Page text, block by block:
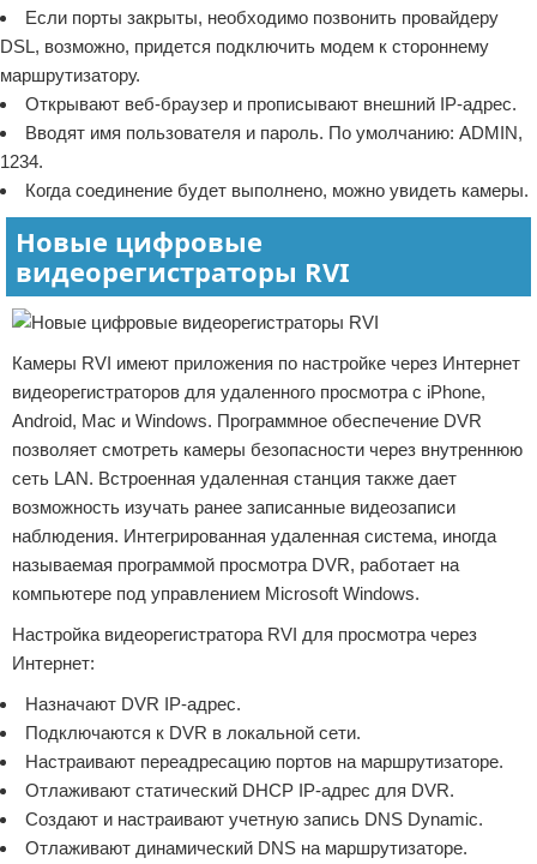
Если порты закрыты, необходимо позвонить провайдеру
DSL, возможно, придется подключить модем к стороннему
маршрутизатору.
Открывают веб-браузер и прописывают внешний IP-адрес.
Вводят имя пользователя и пароль. По умолчанию: ADMIN,
1234.
Когда соединение будет выполнено, можно увидеть камеры.
Новые цифровые
видеорегистраторы RVI
Камеры RVI имеют приложения по настройке через Интернет
видеорегистраторов для удаленного просмотра с iPhone,
Android, Mac и Windows. Программное обеспечение DVR
позволяет смотреть камеры безопасности через внутреннюю
сеть LAN. Встроенная удаленная станция также дает
возможность изучать ранее записанные видеозаписи
наблюдения. Интегрированная удаленная система, иногда
называемая программой просмотра DVR, работает на
компьютере под управлением Microsoft Windows.
Настройка видеорегистратора RVI для просмотра через
Интернет:
Назначают DVR IP-адрес.
Подключаются к DVR в локальной сети.
Настраивают переадресацию портов на маршрутизаторе.
Отлаживают статический DHCP IP-адрес для DVR.
Создают и настраивают учетную запись DNS Dynamic.
Отлаживают динамический DNS на маршрутизаторе.